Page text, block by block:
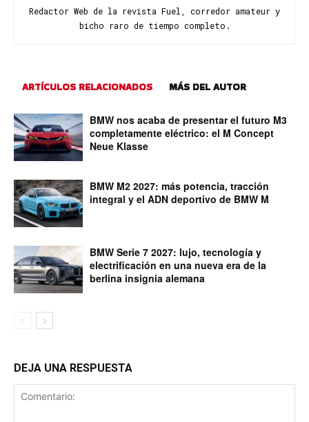
Redactor Web de la revista Fuel, corredor amateur y
bicho raro de tiempo completo.
ARTÍCULOS RELACIONADOS MÁS DEL AUTOR
BMW nos acaba de presentar el futuro M3
completamente eléctrico: el M Concept
Neue Klasse
BMW M2 2027: más potencia, tracción
integral y el ADN deportivo de BMW M
BMW Serie 7 2027: lujo, tecnología y
electrificación en una nueva era de la
berlina insignia alemana
DEJA UNA RESPUESTA